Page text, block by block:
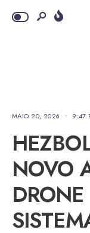
MAIO 20, 2026 • 9:47
NOVO